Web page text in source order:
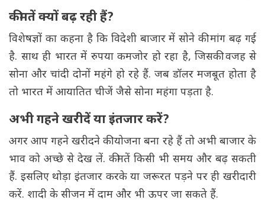
कीमतें क्यों बढ़ रही हैं?
विशेषज्ञों का कहना है कि विदेशी बाजार में सोने की मांग बढ़ गई
है. साथ ही भारत में रुपया कमजोर हो रहा है, जिसकी वजह से
सोना और चांदी दोनों महंगे हो रहे हैं. जब डॉलर मजबूत होता है
तो भारत में आयातित चीजें जैसे सोना महंगा पड़ता है.
अभी गहने खरीदें या इंतजार करें?
अगर आप गहने खरीदने की योजना बना रहे हैं तो अभी बाजार के
भाव को अच्छे से देख लें. कीमतें किसी भी समय और बढ़ सकती
हैं. इसलिए थोड़ा इंतजार करके या जरूरत पड़ने पर ही खरीदारी
करें. शादी के सीजन में दाम और भी ऊपर जा सकते हैं.